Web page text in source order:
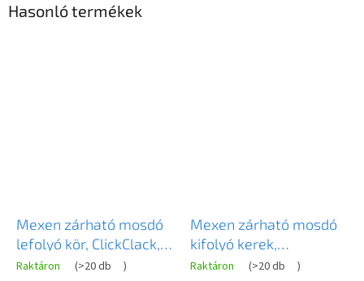
Hasonló termékek
Mexen zárható mosdó
lefolyó kör, ClickClack,
kis dugó, túlfolyó nélkül,
Raktáron (>20 db )
Mexen zárható mosdó
kifolyó kerek,
ClickClack, kis dugó,
Raktáron (>20 db )